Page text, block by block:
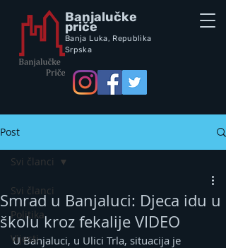
Banjalučke
priče
Banja Luka, Republika
Srpska
Post
Svi članci
Politika
Vijesti
Svi članci
Smrad u Banjaluci: Djeca idu u
školu kroz fekalije VIDEO
U Banjaluci, u Ulici Trla, situacija je